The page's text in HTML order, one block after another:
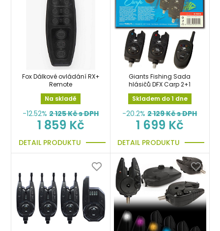
Fox Dálkové ovládání RX+
Remote
Na skladě
-12.52% 2 125Kč s DPH
1 859 Kč
DETAIL PRODUKTU
Giants Fishing Sada
hlásičů DFX Carp 2+1
Skladem do 1 dne
-20.2% 2 129Kč s DPH
1 699 Kč
DETAIL PRODUKTU